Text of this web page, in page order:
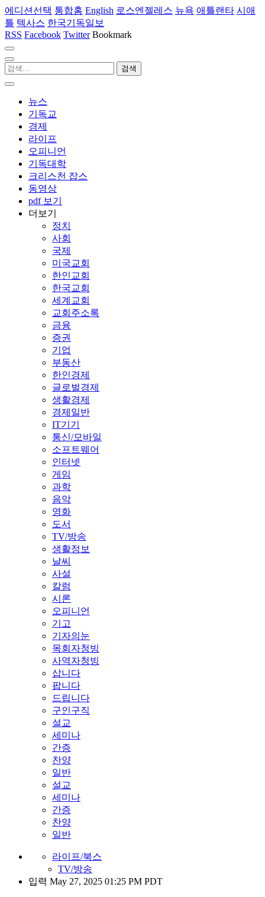
에디션선택 통합홈 English 로스엔젤레스 뉴욕 애틀랜타 시애
틀 텍사스 한국기독일보
RSS Facebook Twitter Bookmark
뉴스
기독교
경제
라이프
오피니언
기독대학
크리스천 잡스
동영상
pdf 보기
더보기
정치
사회
국제
미국교회
한인교회
한국교회
세계교회
교회주소록
금융
증권
기업
부동산
한인경제
글로벌경제
생활경제
경제일반
IT기기
통신/모바일
소프트웨어
인터넷
게임
과학
음악
영화
도서
TV/방송
생활정보
날씨
사설
칼럼
시론
오피니언
기고
기자의눈
목회자청빙
사역자청빙
삽니다
팝니다
드립니다
구인구직
설교
세미나
간증
찬양
일반
설교
세미나
간증
찬양
일반
라이프/북스
TV/방송
입력 May 27, 2025 01:25 PM PDT